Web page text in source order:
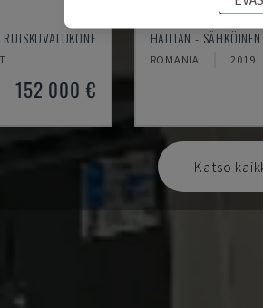
152 000 €
ZHAFIR ZE2300
HAITIAN -
ROMANIA 2019
Katso